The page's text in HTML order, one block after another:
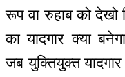
रूप वा रुहाब को
का यादगार क्या
जब युक्तियुक्त